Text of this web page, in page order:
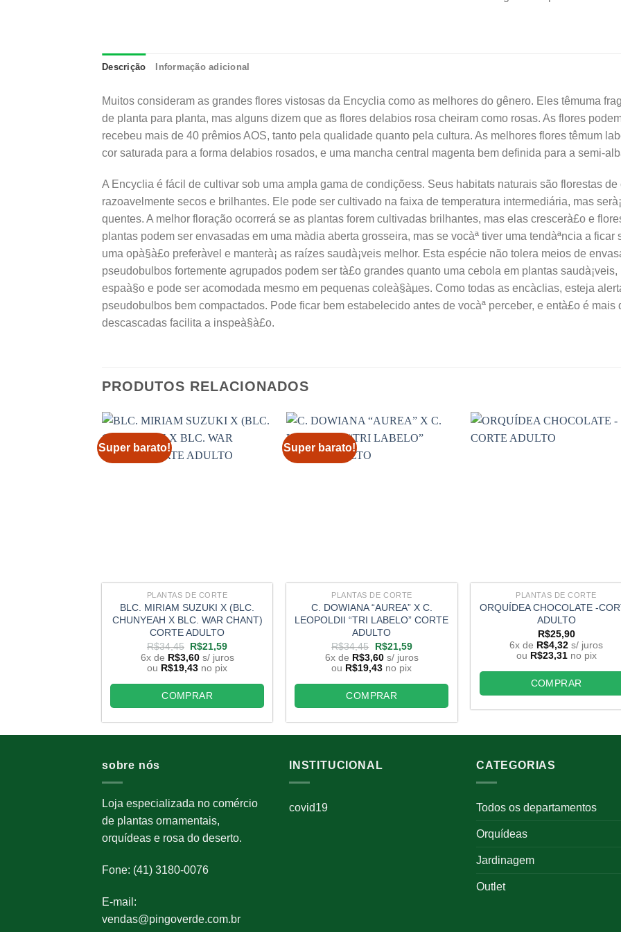
Descrição Informação adicional
Muitos consideram as grandes flores vistosas da Encyclia como as melhores do gênero. Eles têmuma
de planta para planta, mas alguns dizem que as flores delabios rosa cheiram como rosas. As flores
recebeu mais de 40 prêmios AOS, tanto pela qualidade quanto pela cultura. As melhores flores têmum
cor saturada para a forma delabios rosados, e uma mancha central magenta bem definida para a semi-
A Encyclia é fácil de cultivar sob uma ampla gama de condiçõess. Seus habitats naturais são florestas
razoavelmente secos e brilhantes. Ele pode ser cultivado na faixa de temperatura intermediária, mas
quentes. A melhor floração ocorrerá se as plantas forem cultivadas brilhantes, mas elas crescerà£o e
plantas podem ser envasadas em uma mà­dia aberta grosseira, mas se vocàª tiver uma tendàªncia a
uma opà§à£o preferà­vel e manterà¡ as raízes saudà¡veis melhor. Esta espécie não tolera meios de
pseudobulbos fortemente agrupados podem ser tà£o grandes quanto uma cebola em plantas
espaà§o e pode ser acomodada mesmo em pequenas coleà§àµes. Como todas as encà­clias, esteja
pseudobulbos bem compactados. Pode ficar bem estabelecido antes de vocàª perceber, e entà£o é
descascadas facilita a inspeà§à£o.
PRODUTOS RELACIONADOS
Super barato!
PLANTAS DE CORTE
BLC. MIRIAM SUZUKI X (BLC.
CHUNYEAH X BLC. WAR CHANT)
CORTE ADULTO
R$34,45 O
preço
original
era:
R$34,45.
R$21,59O
preço
atual
é:
R$21,59.
6x de R$3,60 s/ juros
ou R$19,43 no pix
COMPRAR
Super barato!
PLANTAS DE CORTE
C. DOWIANA “AUREA” X C.
LEOPOLDII “TRI LABELO” CORTE
ADULTO
R$34,45
O
preço
original
era:
R$34,45.
R$21,59O
preço
atual
é:
R$21,59.
6x de R$3,60 s/ juros
ou R$19,43 no pix
COMPRAR
PLANTAS DE CORTE
ORQUÍDEA CHOCOLATE -
ADULTO
R$25,90
6x de R$4,32 s/ juros
ou R$23,31 no pix
COMPRAR
sobre nós
Loja especializada no comércio
de plantas ornamentais,
orquídeas e rosa do deserto.
Fone: (41) 3180-0076
E-mail:
vendas@pingoverde.com.br
INSTITUCIONAL
covid19
CATEGORIAS
Todos os departamentos
Orquídeas
Jardinagem
Outlet